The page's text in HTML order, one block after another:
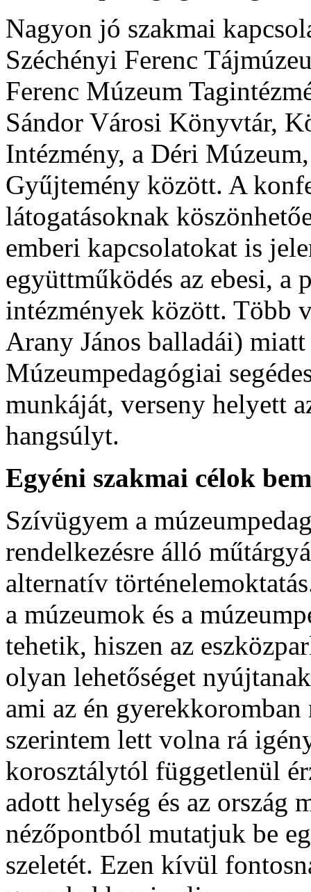
Nagyon jó szakmai
Széchényi Ferenc
Ferenc Múzeum
Sándor Városi Könyvtár,
Intézmény, a Déri
Gyűjtemény között. A
látogatásoknak
emberi kapcsolatokat is
együttműködés az ebesi, a
intézmények között. Több
Arany János balladái)
Múzeumpedagógiai
munkáját, verseny helyett
hangsúlyt.
Egyéni szakmai célok
Szívügyem a
rendelkezésre álló
alternatív
a múzeumok és a
tehetik, hiszen az
olyan lehetőséget
ami az én
szerintem lett volna rá
korosztálytól függetlenül
adott helység és az ország
nézőpontból mutatjuk be
szeletét. Ezen kívül